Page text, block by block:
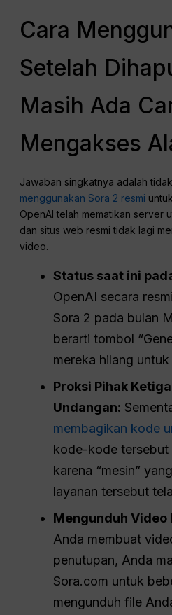
Cara
Setelah
Masih Ada
Mengakses
Jawaban singkatnya adalah
menggunakan Sora 2 resmi
OpenAI telah mematikan server
dan situs web resmi tidak lagi
video.
Status saat ini
OpenAI secara
Sora 2 pada bulan
berarti tombol
mereka hilang untuk
Proksi Pihak
Undangan:
membagikan kode
kode-kode
karena “mesin”
layanan tersebut
Mengunduh Video
Anda membuat
penutupan, Anda
Sora.com untuk
mengunduh file